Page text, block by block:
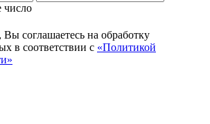
число
соглашаетесь на обработку
в соответствии с «Политикой